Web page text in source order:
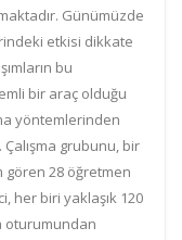
Günümüzde
etkisi dikkate
bu
bir araç olduğu
yöntemlerinden
grubunu, bir
28 öğretmen
her biri yaklaşık 120
oturumundan